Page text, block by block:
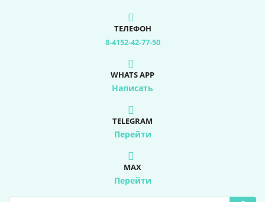
ТЕЛЕФОН
8-4152-42-77-50
WHATS APP
Написать
TELEGRAM
Перейти
MAX
Перейти